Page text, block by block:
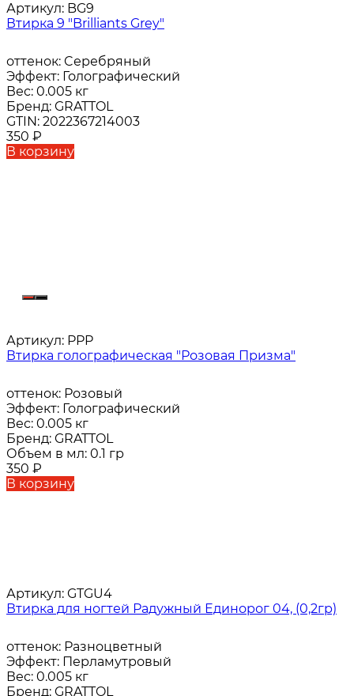
Артикул: BG9
Втирка 9 "Brilliants Grey"
оттенок: Cеребряный
Эффект: Голографический
Вес: 0.005 кг
Бренд: GRATTOL
GTIN: 2022367214003
350 ₽
В корзину
Артикул: PPP
Втирка голографическая "Розовая Призма"
оттенок: Розовый
Эффект: Голографический
Вес: 0.005 кг
Бренд: GRATTOL
Объем в мл: 0.1 гр
350 ₽
В корзину
Артикул: GTGU4
Втирка для ногтей Радужный Единорог 04, (0,2гр)
оттенок: Разноцветный
Эффект: Перламутровый
Вес: 0.005 кг
Бренд: GRATTOL